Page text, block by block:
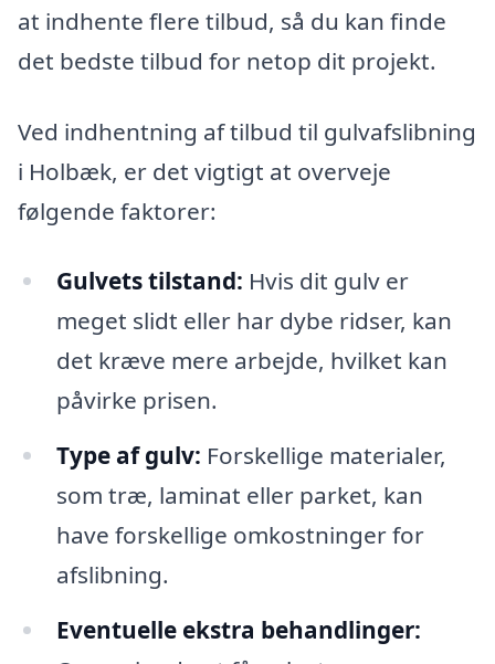
at indhente flere tilbud, så du kan finde
det bedste tilbud for netop dit projekt.
Ved indhentning af tilbud til gulvafslibning
i Holbæk, er det vigtigt at overveje
følgende faktorer:
Gulvets tilstand: Hvis dit gulv er
meget slidt eller har dybe ridser, kan
det kræve mere arbejde, hvilket kan
påvirke prisen.
Type af gulv: Forskellige materialer,
som træ, laminat eller parket, kan
have forskellige omkostninger for
afslibning.
Eventuelle ekstra behandlinger: